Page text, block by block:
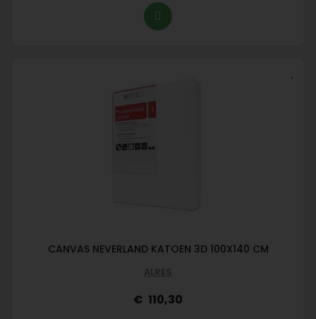
CANVAS NEVERLAND KATOEN 3D 100X140 CM
ALRES
110,30